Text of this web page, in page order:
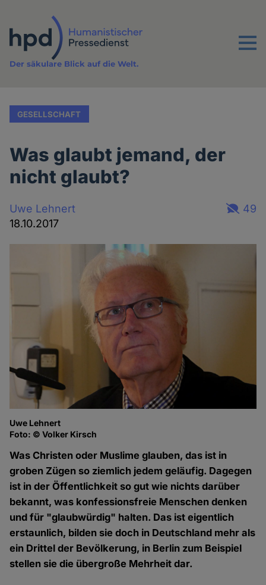
Inhalt
Menu
Der säkulare Blick auf die Welt.
GESELLSCHAFT
Was glaubt jemand, der
nicht glaubt?
Uwe Lehnert
18.10.2017
49
Uwe Lehnert
Foto: © Volker Kirsch
Was Christen oder Muslime glauben, das ist in
groben Zügen so ziemlich jedem geläufig. Dagegen
ist in der Öffentlichkeit so gut wie nichts darüber
bekannt, was konfessionsfreie Menschen denken
und für "glaubwürdig" halten. Das ist eigentlich
erstaunlich, bilden sie doch in Deutschland mehr als
ein Drittel der Bevölkerung, in Berlin zum Beispiel
stellen sie die übergroße Mehrheit dar.